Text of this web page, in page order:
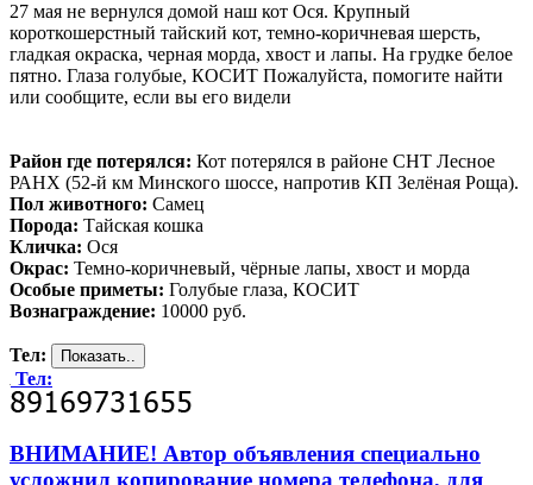
27 мая не вернулся домой наш кот Ося. Крупный
короткошерстный тайский кот, темно-коричневая шерсть,
гладкая окраска, черная морда, хвост и лапы. На грудке белое
пятно. Глаза голубые, КОСИТ Пожалуйста, помогите найти
или сообщите, если вы его видели
Район где потерялся: Кот потерялся в районе СНТ Лесное
РАНХ (52-й км Минского шоссе, напротив КП Зелёная Роща).
Пол животного: Самец
Порода: Тайская кошка
Кличка: Ося
Окрас: Темно-коричневый, чёрные лапы, хвост и морда
Особые приметы: Голубые глаза, КОСИТ
Вознаграждение: 10000 руб.
Тел:
Тел:
ВНИМАНИЕ! Автор объявления специально
усложнил копирование номера телефона, для